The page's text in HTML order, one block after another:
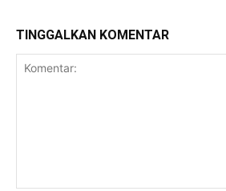
TINGGALKAN KOMENTAR